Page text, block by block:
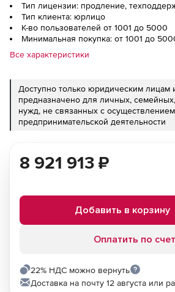
Тип лицензии: продление,
Тип клиента: юрлицо
К-во пользователей от 1001 до 5000
Минимальная покупка: от 1001 до
Все характеристики
Доступно только юридическим лицам
предназначено для личных,
нужд, не связанных с осуществлением
предпринимательской деятельности
8 921 913 ₽
Добавить в корзину
Оплатить по
22% НДС можно вернуть
Доставка на почту 12 августа или